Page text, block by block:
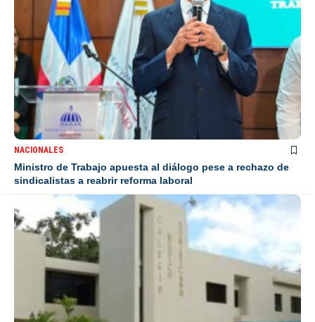
NACIONALES
Ministro de Trabajo apuesta al diálogo pese a rechazo de
sindicalistas a reabrir reforma laboral